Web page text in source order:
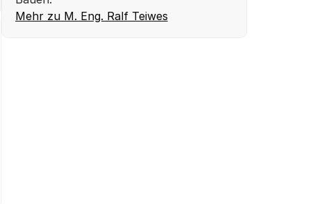
Mehr zu M. Eng. Ralf Teiwes